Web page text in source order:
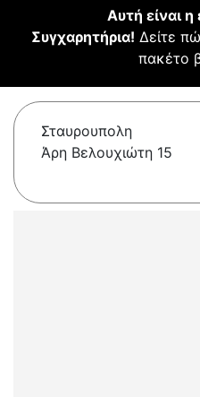
Αυτή είναι η
Συγχαρητήρια! Δείτε
πακέτο
Σταυρουπολη
Άρη Βελουχιώτη 15